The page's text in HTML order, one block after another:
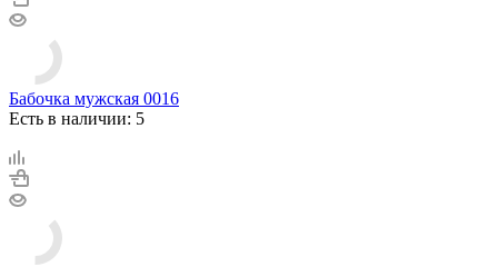
Бабочка мужская 0016
Есть в наличии: 5